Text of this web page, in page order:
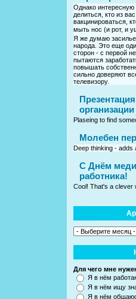
Однако
делиться, кто из
вакцинироваться,
мыть нос (и рот, и
Я же думаю
народа. Это еще
сторон - с первой
пытаются
повышать
сильно доверяют
телевизору.
Plaseing to find
Молебен
Deep thinking - adds
C Днём
работника!
Cool! That's a clever
Для чего мне
Я в нём
Я в нём ищу
Я в нём